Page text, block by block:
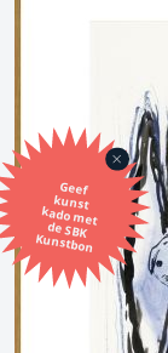
Geef
kunst
kado met
de SBK
Kunstbon